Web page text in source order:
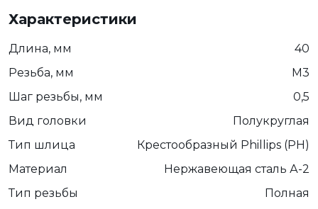
Характеристики
Длина, мм
40
Резьба, мм
М3
Шаг резьбы, мм
0,5
Вид головки
Полукруглая
Тип шлица
Крестообразный Phillips (PH)
Материал
Нержавеющая сталь А-2
Тип резьбы
Полная